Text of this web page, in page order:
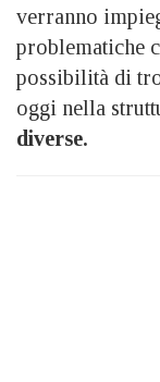
verranno
problematiche
possibilità di
oggi nella
diverse.